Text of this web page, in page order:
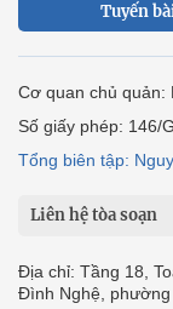
Tuyến
Cơ quan chủ quản:
Số giấy phép: 146/
Tổng biên tập:
Liên hệ tòa soạn
Địa chỉ: Tầng 18,
Đình Nghệ, phường